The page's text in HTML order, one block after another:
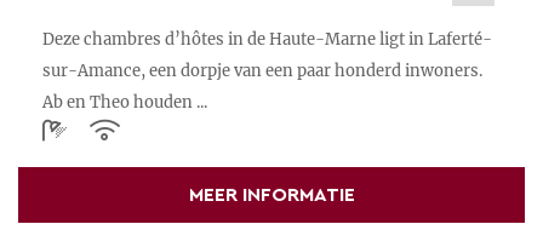
Deze chambres d’hôtes in de Haute-Marne ligt in Laferté-
sur-Amance, een dorpje van een paar honderd inwoners.
Ab en Theo houden ...
MEER INFORMATIE